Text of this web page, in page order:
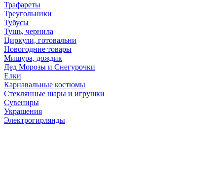
Трафареты
Треугольники
Тубусы
Тушь, чернила
Циркули, готовальни
Новогодние товары
Мишура, дождик
Дед Морозы и Снегурочки
Елки
Карнавальные костюмы
Стеклянные шары и игрушки
Сувениры
Украшения
Электрогирлянды